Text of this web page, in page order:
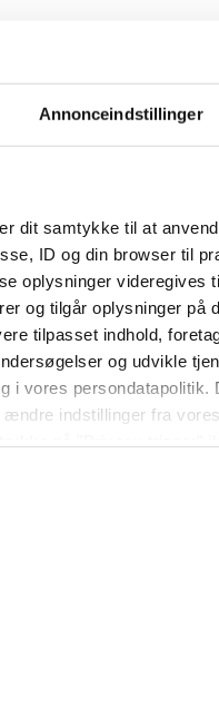
Annonceindstillinger
dit samtykke til at
ID og din browser til
oplysninger videregives
og tilgår oplysninger på
tilpasset indhold,
og udvikle
i vores persondatapolitik.
indstillinger fra
på en scanning af